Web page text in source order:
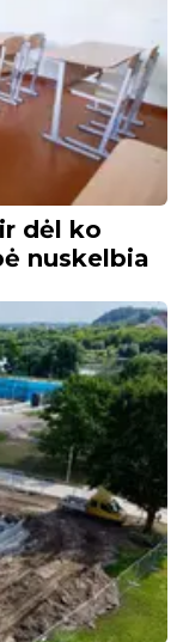
dėl ko
nuskelbia